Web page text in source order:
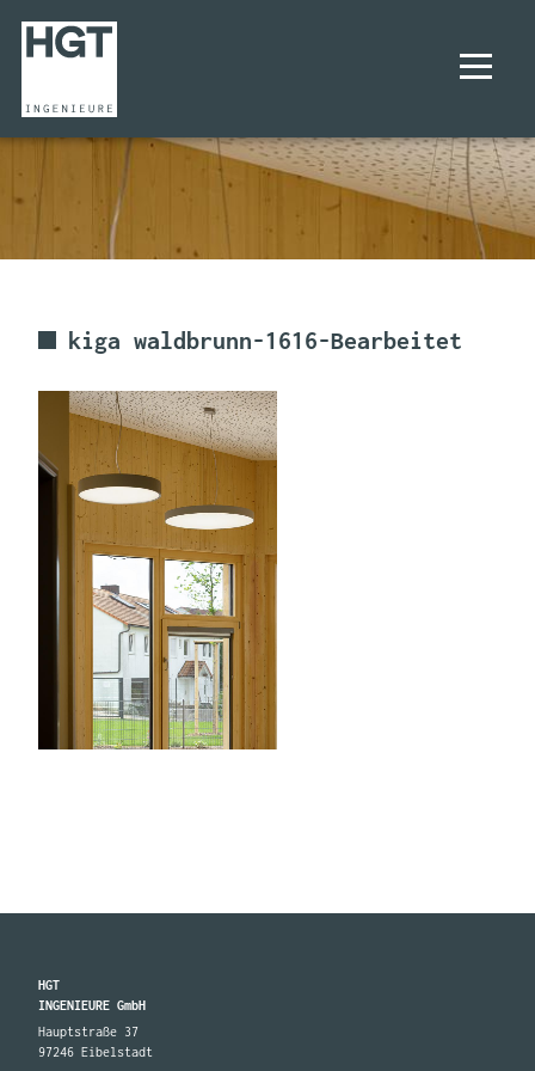
UNTERNEHMEN
LEISTUNGEN
KARRIERE
KONTAKT
kiga waldbrunn-1616-Bearbeitet
HGT
INGENIEURE GmbH
Hauptstraße 37
97246 Eibelstadt